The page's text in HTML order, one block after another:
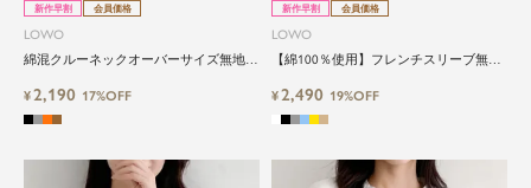
新作早割 会員価格
LOWO
綿混クルーネックオーバーサイズ無地T
と伸縮性が魅力の大人トップス
¥2,190 17%OFF
新作早割 会員価格
LOWO
【綿100％使用】フレンチスリーブ無地
¥2,490 19%OFF